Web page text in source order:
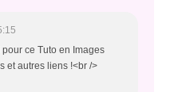
ce Tuto en Images
et autres liens !<br />